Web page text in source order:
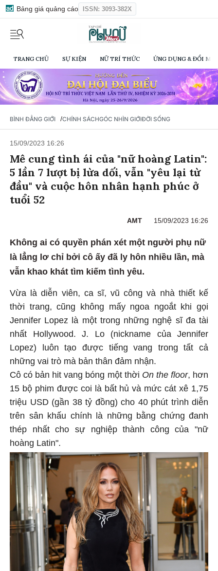
Bảng giá quảng cáo ISSN: 3093-382X
TRANG CHỦ SỰ KIỆN NỮ TRÍ THỨC ỨNG DỤNG & ĐỔI
BÌNH ĐẲNG GIỚI /CHÍNH SÁCHGÓC NHÌN GIỚIĐỜI SỐNG
15/09/2023 16:26
Mê cung tình ái của "nữ hoàng Latin":
5 lần 7 lượt bị lừa dối, vẫn "yêu lại từ
đầu" và cuộc hôn nhân hạnh phúc ở
tuổi 52
AMT 15/09/2023 16:26
Không ai có quyền phán xét một người phụ nữ
là lẳng lơ chỉ bởi cô ấy đã ly hôn nhiều lần, mà
vẫn khao khát tìm kiếm tình yêu.
Vừa là diễn viên, ca sĩ, vũ công và nhà thiết kế
thời trang, cũng không mấy ngoa ngoắt khi gọi
Jennifer Lopez là một trong những nghệ sĩ đa tài
nhất Hollywood. J. Lo (nickname của Jennifer
Lopez) luôn tạo được tiếng vang trong tất cả
những vai trò mà bản thân đảm nhận.
Cô có bản hit vang bóng một thời On the floor, hơn
15 bộ phim được coi là bất hủ và mức cát xê 1,75
triệu USD (gần 38 tỷ đồng) cho 40 phút trình diễn
trên sân khấu chính là những bằng chứng đanh
thép nhất cho sự nghiệp thành công của "nữ
hoàng Latin".